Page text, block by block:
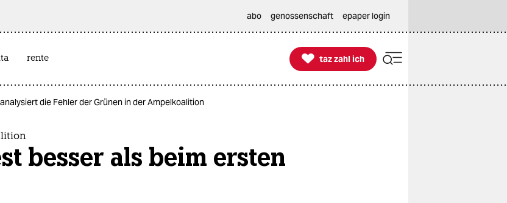
abo genossenschaft epaper login
rente 
taz zahl ich
taz zahl ich
die Fehler der Grünen in der Ampelkoalition
besser als beim ersten